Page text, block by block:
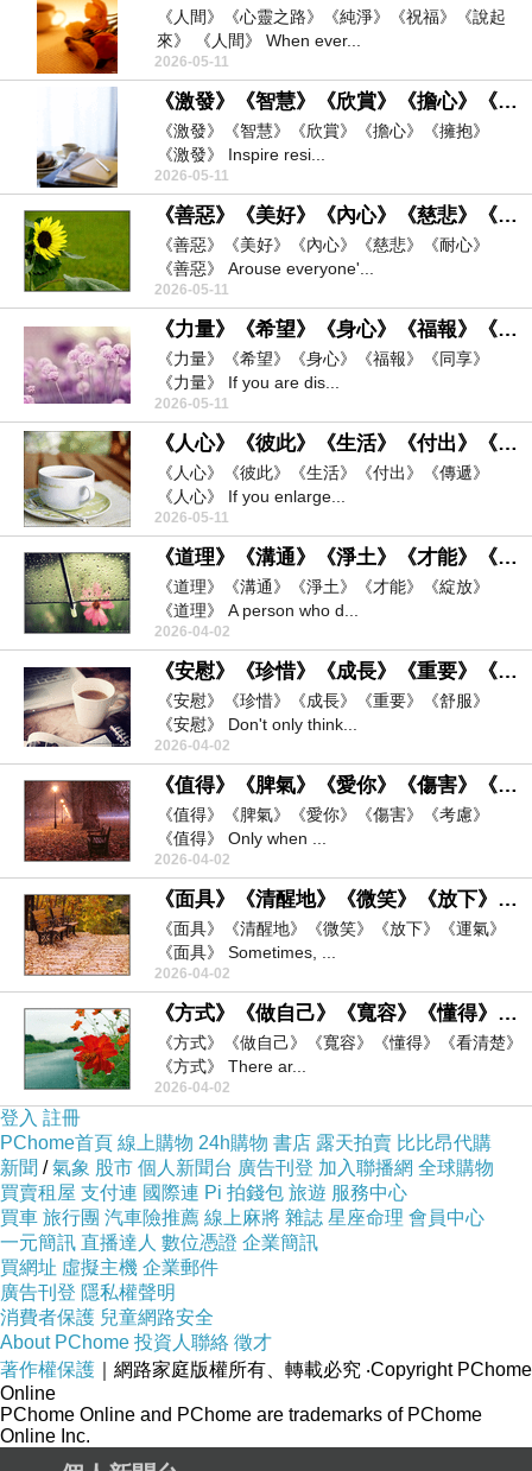
《人間》《心靈之路》《純淨》《祝福》《說起
來》 《人間》 When ever...
2026-05-11
《激發》《智慧》《欣賞》《擔心》《擁抱》
《激發》《智慧》《欣賞》《擔心》《擁抱》
《激發》 Inspire resi...
2026-05-11
《善惡》《美好》《內心》《慈悲》《耐心》
《善惡》《美好》《內心》《慈悲》《耐心》
《善惡》 Arouse everyone'...
2026-05-11
《力量》《希望》《身心》《福報》《同享》
《力量》《希望》《身心》《福報》《同享》
《力量》 If you are dis...
2026-05-11
《人心》《彼此》《生活》《付出》《傳遞》
《人心》《彼此》《生活》《付出》《傳遞》
《人心》 If you enlarge...
2026-05-11
《道理》《溝通》《淨土》《才能》《綻放》
《道理》《溝通》《淨土》《才能》《綻放》
《道理》 A person who d...
2026-04-02
《安慰》《珍惜》《成長》《重要》《舒服》
《安慰》《珍惜》《成長》《重要》《舒服》
《安慰》 Don't only think...
2026-04-02
《值得》《脾氣》《愛你》《傷害》《考慮》
《值得》《脾氣》《愛你》《傷害》《考慮》
《值得》 Only when ...
2026-04-02
《面具》《清醒地》《微笑》《放下》《運氣》
《面具》《清醒地》《微笑》《放下》《運氣》
《面具》 Sometimes, ...
2026-04-02
《方式》《做自己》《寬容》《懂得》《看清楚》
《方式》《做自己》《寬容》《懂得》《看清楚》
《方式》 There ar...
2026-04-02
登入 註冊
PChome首頁 線上購物 24h購物 書店 露天拍賣 比比昂代購
新聞 /氣象 股市 個人新聞台 廣告刊登 加入聯播網 全球購物
買賣租屋 支付連 國際連 Pi 拍錢包 旅遊 服務中心
買車 旅行團 汽車險推薦 線上麻將 雜誌 星座命理 會員中心
一元簡訊 直播達人 數位憑證 企業簡訊
買網址 虛擬主機 企業郵件
廣告刊登 隱私權聲明
消費者保護 兒童網路安全
About PChome 投資人聯絡 徵才
著作權保護 ｜網路家庭版權所有、轉載必究 ‧Copyright PChome
Online
PChome Online and PChome are trademarks of PChome
Online Inc.